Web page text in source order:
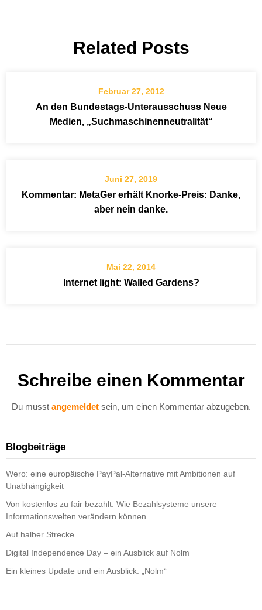
Related Posts
Februar 27, 2012
An den Bundestags-Unterausschuss Neue
Medien, „Suchmaschinenneutralität“
Juni 27, 2019
Kommentar: MetaGer erhält Knorke-Preis: Danke,
aber nein danke.
Mai 22, 2014
Internet light: Walled Gardens?
Schreibe einen Kommentar
Du musst angemeldetsein, um einen Kommentar abzugeben.
Blogbeiträge
Wero: eine europäische PayPal-Alternative mit Ambitionen auf
Unabhängigkeit
Von kostenlos zu fair bezahlt: Wie Bezahlsysteme unsere
Informationswelten verändern können
Auf halber Strecke…
Digital Independence Day – ein Ausblick auf Nolm
Ein kleines Update und ein Ausblick: „Nolm“